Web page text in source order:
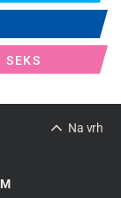
SEKS
Na vrh